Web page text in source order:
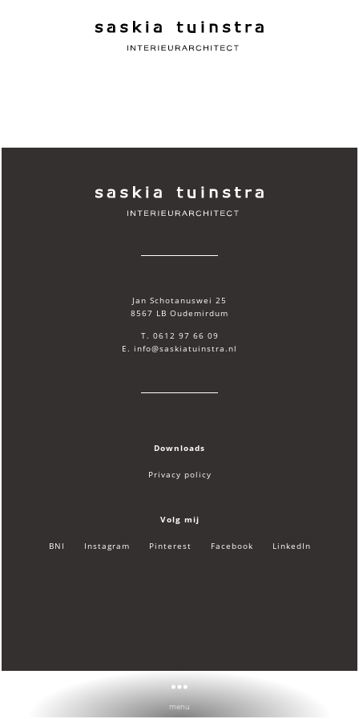
menu
Jan Schotanuswei 25
8567 LB Oudemirdum
T. 0612 97 66 09
E. info@saskiatuinstra.nl
Downloads
Privacy policy
Volg mij
BNI Instagram Pinterest Facebook LinkedIn